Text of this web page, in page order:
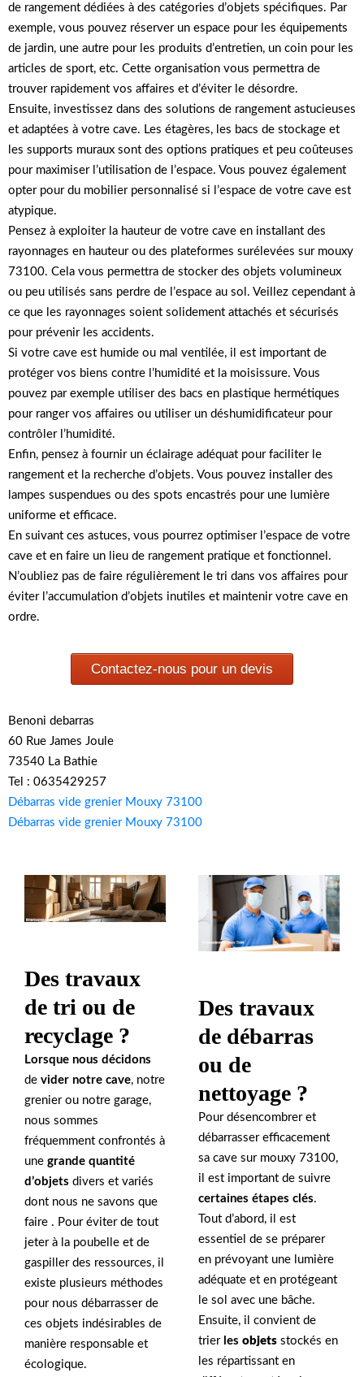
de rangement dédiées à des catégories d’objets spécifiques. Par
exemple, vous pouvez réserver un espace pour les équipements
de jardin, une autre pour les produits d’entretien, un coin pour les
articles de sport, etc. Cette organisation vous permettra de
trouver rapidement vos affaires et d’éviter le désordre.
Ensuite, investissez dans des solutions de rangement astucieuses
et adaptées à votre cave. Les étagères, les bacs de stockage et
les supports muraux sont des options pratiques et peu coûteuses
pour maximiser l’utilisation de l’espace. Vous pouvez également
opter pour du mobilier personnalisé si l’espace de votre cave est
atypique.
Pensez à exploiter la hauteur de votre cave en installant des
rayonnages en hauteur ou des plateformes surélevées sur mouxy
73100. Cela vous permettra de stocker des objets volumineux
ou peu utilisés sans perdre de l’espace au sol. Veillez cependant à
ce que les rayonnages soient solidement attachés et sécurisés
pour prévenir les accidents.
Si votre cave est humide ou mal ventilée, il est important de
protéger vos biens contre l’humidité et la moisissure. Vous
pouvez par exemple utiliser des bacs en plastique hermétiques
pour ranger vos affaires ou utiliser un déshumidificateur pour
contrôler l’humidité.
Enfin, pensez à fournir un éclairage adéquat pour faciliter le
rangement et la recherche d’objets. Vous pouvez installer des
lampes suspendues ou des spots encastrés pour une lumière
uniforme et efficace.
En suivant ces astuces, vous pourrez optimiser l’espace de votre
cave et en faire un lieu de rangement pratique et fonctionnel.
N’oubliez pas de faire régulièrement le tri dans vos affaires pour
éviter l’accumulation d’objets inutiles et maintenir votre cave en
ordre.
Contactez-nous pour un devis
Benoni debarras
60 Rue James Joule
73540 La Bathie
Tel : 0635429257
Débarras vide grenier Mouxy 73100
Débarras vide grenier Mouxy 73100
Des travaux
de tri ou de
recyclage ?
Lorsque nous décidons
de vider notre cave, notre
grenier ou notre garage,
nous sommes
fréquemment confrontés à
une grande quantité
d’objets divers et variés
dont nous ne savons que
faire . Pour éviter de tout
jeter à la poubelle et de
gaspiller des ressources, il
existe plusieurs méthodes
pour nous débarrasser de
ces objets indésirables de
manière responsable et
écologique.
Des travaux
de débarras
ou de
nettoyage ?
Pour désencombrer et
débarrasser efficacement
sa cave sur mouxy 73100,
il est important de suivre
certaines étapes clés.
Tout d’abord, il est
essentiel de se préparer
en prévoyant une lumière
adéquate et en protégeant
le sol avec une bâche.
Ensuite, il convient de
trier les objets stockés en
les répartissant en